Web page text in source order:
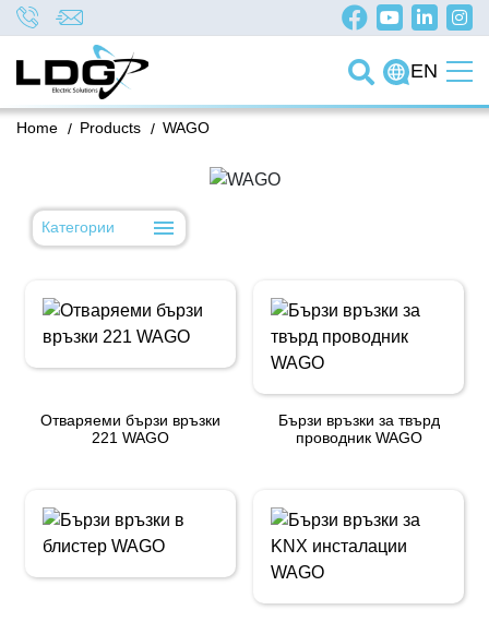
EN
/
Home /
Products WAGO
Категории
Отваряеми бързи връзки
221 WAGO
Бързи връзки за твърд
проводник WAGO